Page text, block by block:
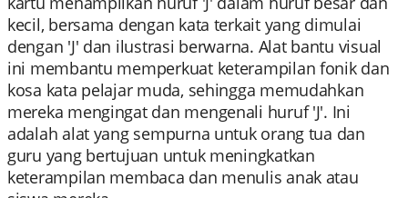
kecil, bersama dengan kata terkait yang dimulai
dengan 'J' dan ilustrasi berwarna. Alat bantu visual
ini membantu memperkuat keterampilan fonik dan
kosa kata pelajar muda, sehingga memudahkan
mereka mengingat dan mengenali huruf 'J'. Ini
adalah alat yang sempurna untuk orang tua dan
guru yang bertujuan untuk meningkatkan
keterampilan membaca dan menulis anak atau